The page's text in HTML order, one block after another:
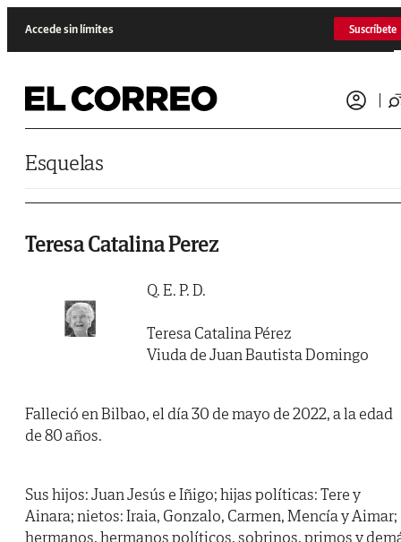
Accede sin límites Suscríbete
Esquelas
Teresa Catalina Perez
Q. E. P. D.
Teresa Catalina Pérez
Viuda de Juan Bautista Domingo
Falleció en Bilbao, el día 30 de mayo de 2022, a la edad
de 80 años.
Sus hijos: Juan Jesús e Iñigo; hijas políticas: Tere y
Ainara; nietos: Iraia, Gonzalo, Carmen, Mencía y Aimar;
hermanos, hermanos políticos, sobrinos, primos y